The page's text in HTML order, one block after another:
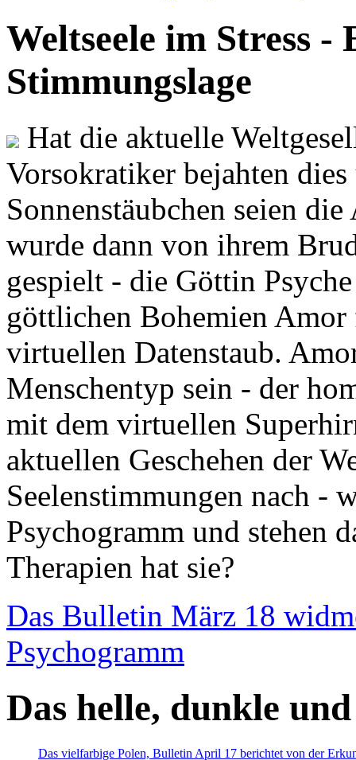
Weltseele im Stress -
Stimmungslage
Hat die aktuelle
Vorsokratiker bejahten
Sonnenstäubchen seien
wurde dann von ihrem
gespielt - die Göttin
göttlichen Bohemien
virtuellen Datenstaub.
Menschentyp sein - der
mit dem virtuellen
aktuellen Geschehen der
Seelenstimmungen nach -
Psychogramm und stehen
Therapien hat sie?
Das Bulletin März 18
Psychogramm
Das helle, dunkle
Das vielfarbige Polen, Bulletin April 17 berichtet von der